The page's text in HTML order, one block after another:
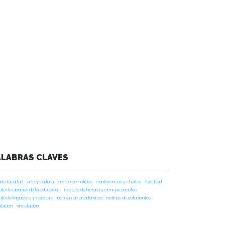
CLAVES
facultad arte y cultura centro de noticias conferencias y charlas
facultad
de ciencias de la educación
instituto de historia y ciencias sociales
de lingüística y literatura
noticias de académicos
noticias de estudiantes
vinculación